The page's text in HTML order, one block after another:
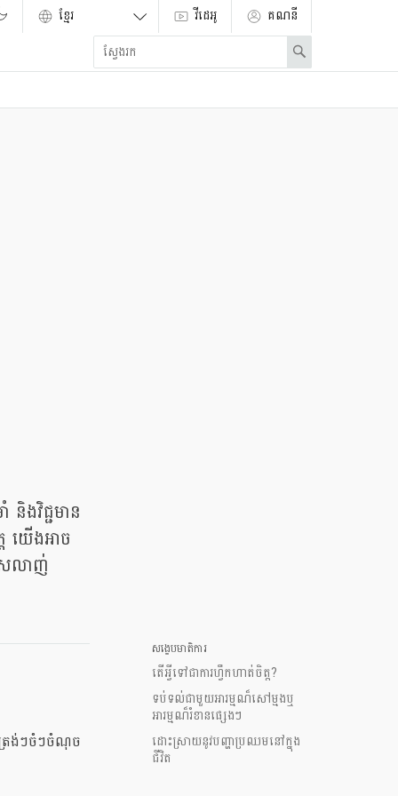
វីដេអូ
គណនី
Enter
search
term
Search
ងវិជ្ជមាន
យើងអាច
រលាញ់
សង្ខេបមាតិការ
តើអ្វីទៅជាការហ្វឹកហាត់ចិត្ត?
ទប់ទល់ជាមួយអារម្មណ៏សៅម្មងឬ
អារម្មណ៏រំខានផ្សេងៗ
ដោះស្រាយនូវបញ្ហាប្រឈមនៅក្នុង
ជីវិត
ត្រង់ៗចំៗចំណុច